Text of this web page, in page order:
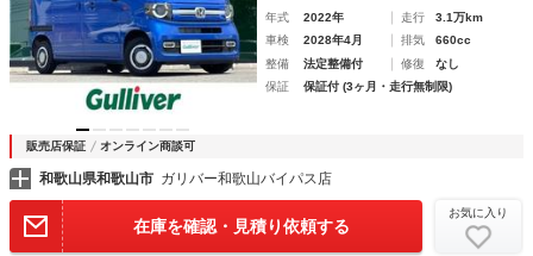
年式 2022年 走行
3.1万km
車検
2028年4月 排気
660cc
整備
法定整備付 修復
なし
保証
保証付 (3ヶ月・走行無制限)
販売店保証 オンライン商談可
和歌山県和歌山市 ガリバー和歌山バイパス店
在庫を確認・見積り依頼する
お気に入り